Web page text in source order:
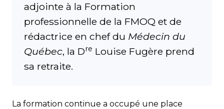
adjointe à la Formation
professionnelle de la FMOQ et de
rédactrice en chef du Médecin du
Québec, la Dre Louise Fugère prend
sa retraite.
La formation continue a occupé une place